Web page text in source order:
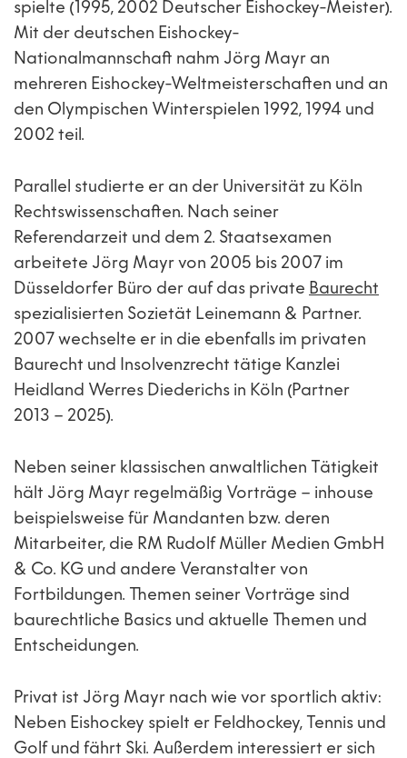
spielte (1995, 2002 Deutscher Eishockey-Meister).
Mit der deutschen Eishockey-
Nationalmannschaft nahm Jörg Mayr an
mehreren Eishockey-Weltmeisterschaften und an
den Olympischen Winterspielen 1992, 1994 und
2002 teil.
Parallel studierte er an der Universität zu Köln
Rechtswissenschaften. Nach seiner
Referendarzeit und dem 2. Staatsexamen
arbeitete Jörg Mayr von 2005 bis 2007 im
Düsseldorfer Büro der auf das private Baurecht
spezialisierten Sozietät Leinemann & Partner.
2007 wechselte er in die ebenfalls im privaten
Baurecht und Insolvenzrecht tätige Kanzlei
Heidland Werres Diederichs in Köln (Partner
2013 – 2025).
Neben seiner klassischen anwaltlichen Tätigkeit
hält Jörg Mayr regelmäßig Vorträge – inhouse
beispielsweise für Mandanten bzw. deren
Mitarbeiter, die RM Rudolf Müller Medien GmbH
& Co. KG und andere Veranstalter von
Fortbildungen. Themen seiner Vorträge sind
baurechtliche Basics und aktuelle Themen und
Entscheidungen.
Privat ist Jörg Mayr nach wie vor sportlich aktiv:
Neben Eishockey spielt er Feldhockey, Tennis und
Golf und fährt Ski. Außerdem interessiert er sich